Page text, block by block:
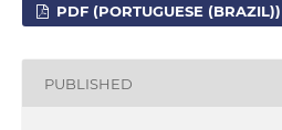
PDF (PORTUGUESE (BRAZIL))
PUBLISHED